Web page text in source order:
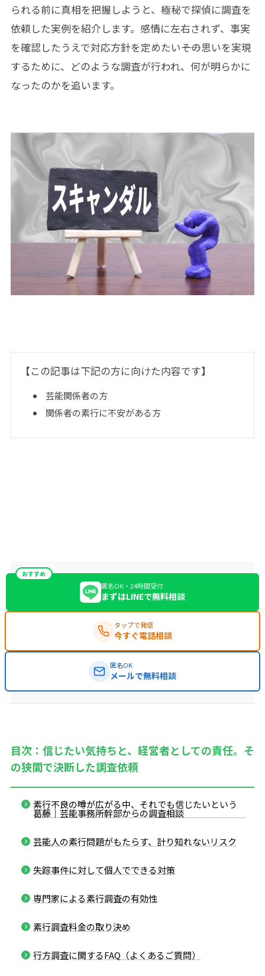
られる前に真相を把握しようと、極秘で探偵に調査を
依頼した実例を紹介します。感情に左右されず、事実
を確認したうえで対応方針を定めたい――その思いを実現
するために、どのような調査が行われ、何が明らかに
なったのかを追います。
【この記事は下記の方に向けた内容です】
芸能関係者の方
関係者の素行に不安がある方
おすすめ
匿名OK・24時間受付
まずはLINEで無料相談
タップで発信
今すぐ電話相談
匿名OK
メールで無料相談
目次：信じたい気持ちと、経営者としての責任。そ
の狭間で決断した調査依頼
素行不良の噂が広がる中、それでも信じたいという
葛藤｜芸能事務所幹部からの調査相談
芸能人の素行問題がもたらす、計り知れないリスク
失踪事件に対して個人でできる対策
専門家による素行調査の有効性
素行調査料金の取り決め
行方調査に関するFAQ（よくあるご質問）